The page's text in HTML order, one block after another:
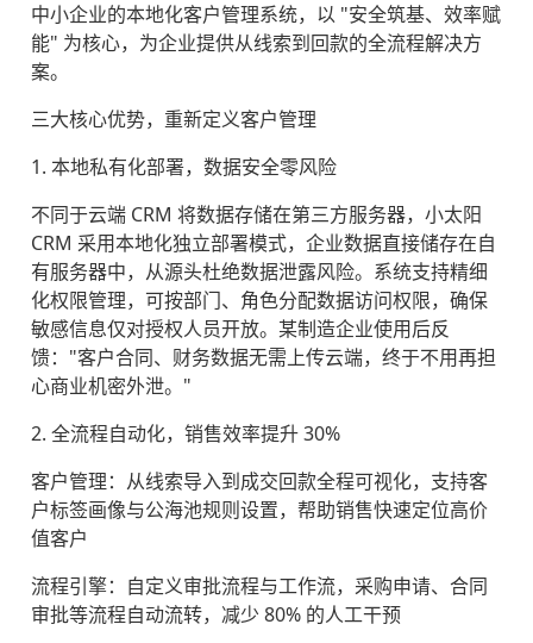
中小企业的本地化客户管理系统，以 "安全筑基、效率赋
能" 为核心，为企业提供从线索到回款的全流程解决方
案。
三大核心优势，重新定义客户管理
1. 本地私有化部署，数据安全零风险
不同于云端 CRM 将数据存储在第三方服务器，小太阳
CRM 采用本地化独立部署模式，企业数据直接储存在自
有服务器中，从源头杜绝数据泄露风险。系统支持精细
化权限管理，可按部门、角色分配数据访问权限，确保
敏感信息仅对授权人员开放。某制造企业使用后反
馈："客户合同、财务数据无需上传云端，终于不用再担
心商业机密外泄。"
2. 全流程自动化，销售效率提升 30%
客户管理：从线索导入到成交回款全程可视化，支持客
户标签画像与公海池规则设置，帮助销售快速定位高价
值客户
流程引擎：自定义审批流程与工作流，采购申请、合同
审批等流程自动流转，减少 80% 的人工干预